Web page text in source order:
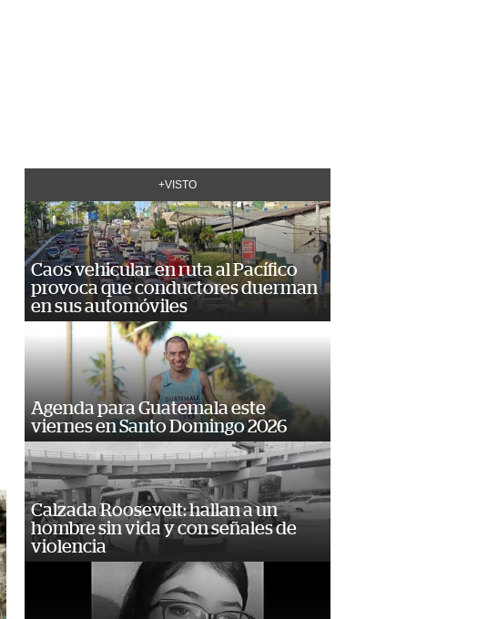
+VISTO
Caos vehicular en ruta al Pacífico
provoca que conductores duerman
en sus automóviles
Agenda para Guatemala este
viernes en Santo Domingo 2026
Calzada Roosevelt: hallan a un
hombre sin vida y con señales de
violencia